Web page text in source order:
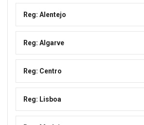
Reg: Alentejo
Reg: Algarve
Reg: Centro
Reg: Lisboa